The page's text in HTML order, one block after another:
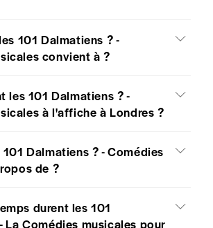
101 Dalmatiens ? -
convient à ?
les 101 Dalmatiens ? -
à l'affiche à Londres ?
Dalmatiens ? - Comédies
de ?
durent les 101
La Comédies musicales pour